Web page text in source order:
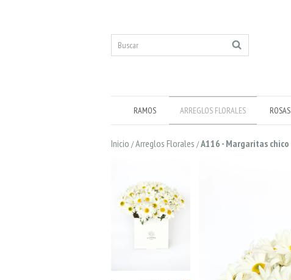
RAMOS ARREGLOS FLORALES ROSAS
Inicio /Arreglos Florales /A116 - Margaritas chico